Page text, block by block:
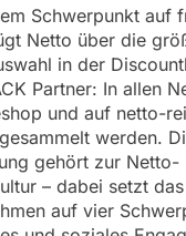
Schwerpunkt auf
Netto über die
in der
Partner: In allen
und auf netto-
werden.
gehört zur Netto-
– dabei setzt das
auf vier